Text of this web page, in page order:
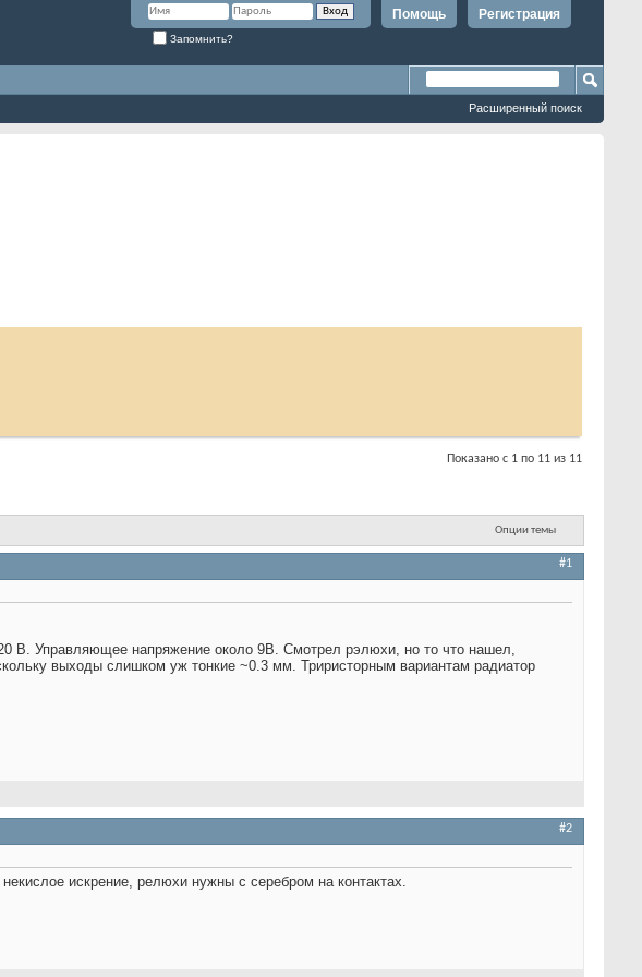
Регистрация
Помощь
Запомнить?
Расширенный поиск
Показано с 1 по 11 из 11
Опции темы
#1
В. Управляющее напряжение около 9В. Смотрел рэлюхи, но то что нашел,
выходы слишком уж тонкие ~0.3 мм. Триристорным вариантам радиатор
#2
искрение, релюхи нужны с серебром на контактах.